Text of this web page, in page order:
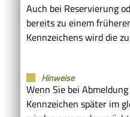
Auch bei Reservierung
bereits zu einem
Kennzeichens wird die
Hinweise
Wenn Sie bei
Kennzeichen später im